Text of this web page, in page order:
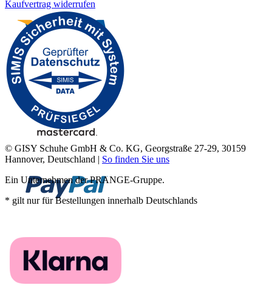
Kaufvertrag widerrufen
© GISY Schuhe GmbH & Co. KG, Georgstraße 27-29, 30159
Hannover, Deutschland | So finden Sie uns
Ein Unternehmen der PRANGE-Gruppe.
* gilt nur für Bestellungen innerhalb Deutschlands